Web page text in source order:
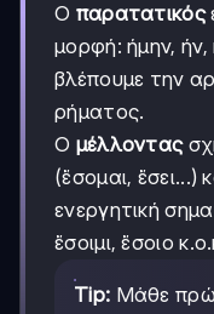
Ο παρατατικός
μορφή: ήμην,
βλέπουμε την
ρήματος.
Ο μέλλοντας
(ἔσομαι, ἔσει...)
ενεργητική
ἔσοιμι, ἔσοιο
Tip: Μάθε